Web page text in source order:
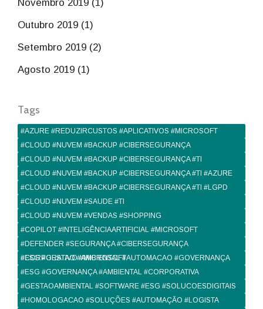
Novembro 2019 (1)
Outubro 2019 (1)
Setembro 2019 (2)
Agosto 2019 (1)
Tags
#AZURE #REDUZIRCUSTOS #APLICATIVOS #MICROSOFT
#CLOUD #NUVEM #BACKUP #CIBERSEGURANÇA
#CLOUD #NUVEM #BACKUP #CIBERSEGURANÇA #TI
#CLOUD #NUVEM #BACKUP #CIBERSEGURANÇA #TI #AZURE
#CLOUD #NUVEM #BACKUP #CIBERSEGURANÇA #TI #LGPD
#CLOUD #NUVEM #SAUDE #TI
#CLOUD #NUVEM #VENDAS #SHOPPING
#COPILOT #INTELIGÊNCIAARTIFICIAL #MICROSOFT
#DEFENDER #SEGURANÇA #CIBERSEGURANÇA
#CORPORATIVO #MICROSOFT
#ESG #GESTAO #AMBIENTAL #AUTOMACAO #GOVERNANÇA
#ESG #GOVERNANÇA #AMBIENTAL #CORPORATIVA
#GESTAOAMBIENTAL #SOFTWARE #ESG #SOLUCOESDIGITAIS
#HOMOLOGACAO #SOLUÇÕES #AUTOMAÇÃO #LOGISTA